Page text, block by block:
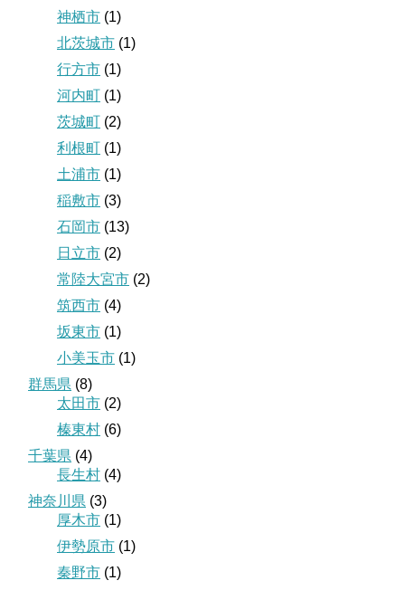
神栖市 (1)
北茨城市 (1)
行方市 (1)
河内町 (1)
茨城町 (2)
利根町 (1)
土浦市 (1)
稲敷市 (3)
石岡市 (13)
日立市 (2)
常陸大宮市 (2)
筑西市 (4)
坂東市 (1)
小美玉市 (1)
群馬県 (8)
太田市 (2)
榛東村 (6)
千葉県 (4)
長生村 (4)
神奈川県 (3)
厚木市 (1)
伊勢原市 (1)
秦野市 (1)